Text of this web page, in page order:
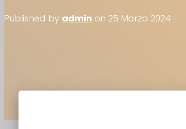
Published by admin on 25 Marzo 2024